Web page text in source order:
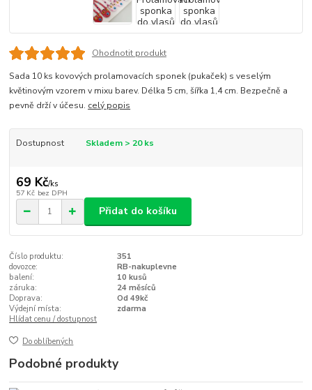
Ohodnotit produkt
Sada 10 ks kovových prolamovacích sponek (pukaček) s veselým
květinovým vzorem v mixu barev. Délka 5 cm, šířka 1,4 cm. Bezpečně a
pevně drží v účesu. celý popis
Dostupnost Skladem > 20 ks
69 Kč/ks
57 Kč bez DPH
Přidat do košíku
Číslo produktu:
351
dovozce:
RB-nakuplevne
balení:
10 kusů
záruka:
24 měsíců
Doprava:
Od 49kč
Výdejní místa:
zdarma
Hlídat cenu / dostupnost
Do oblíbených
Podobné produkty